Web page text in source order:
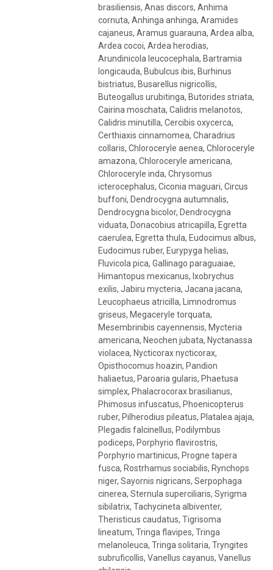
brasiliensis, Anas discors, Anhima
cornuta, Anhinga anhinga, Aramides
cajaneus, Aramus guarauna, Ardea alba,
Ardea cocoi, Ardea herodias,
Arundinicola leucocephala, Bartramia
longicauda, Bubulcus ibis, Burhinus
bistriatus, Busarellus nigricollis,
Buteogallus urubitinga, Butorides striata,
Cairina moschata, Calidris melanotos,
Calidris minutilla, Cercibis oxycerca,
Certhiaxis cinnamomea, Charadrius
collaris, Chloroceryle aenea, Chloroceryle
amazona, Chloroceryle americana,
Chloroceryle inda, Chrysomus
icterocephalus, Ciconia maguari, Circus
buffoni, Dendrocygna autumnalis,
Dendrocygna bicolor, Dendrocygna
viduata, Donacobius atricapilla, Egretta
caerulea, Egretta thula, Eudocimus albus,
Eudocimus ruber, Eurypyga helias,
Fluvicola pica, Gallinago paraguaiae,
Himantopus mexicanus, Ixobrychus
exilis, Jabiru mycteria, Jacana jacana,
Leucophaeus atricilla, Limnodromus
griseus, Megaceryle torquata,
Mesembrinibis cayennensis, Mycteria
americana, Neochen jubata, Nyctanassa
violacea, Nycticorax nycticorax,
Opisthocomus hoazin, Pandion
haliaetus, Paroaria gularis, Phaetusa
simplex, Phalacrocorax brasilianus,
Phimosus infuscatus, Phoenicopterus
ruber, Pilherodius pileatus, Platalea ajaja,
Plegadis falcinellus, Podilymbus
podiceps, Porphyrio flavirostris,
Porphyrio martinicus, Progne tapera
fusca, Rostrhamus sociabilis, Rynchops
niger, Sayornis nigricans, Serpophaga
cinerea, Sternula superciliaris, Syrigma
sibilatrix, Tachycineta albiventer,
Theristicus caudatus, Tigrisoma
lineatum, Tringa flavipes, Tringa
melanoleuca, Tringa solitaria, Tryngites
subruficollis, Vanellus cayanus, Vanellus